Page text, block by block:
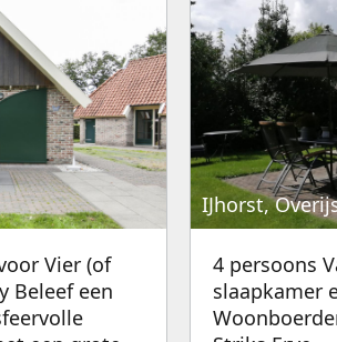
Vier (of
Beleef een
IJhorst,
4 persoons
slaapkamer